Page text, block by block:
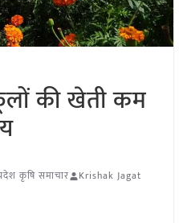
की खेती कम
कृषि समाचार Krishak Jagat